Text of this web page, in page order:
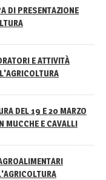
DI PRESENTAZIONE
E ATTIVITÀ
DEL 19 E 20 MARZO
MUCCHE E CAVALLI